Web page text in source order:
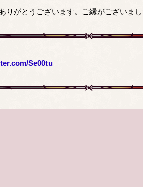
りがとうございます。ご縁がございま
Se00tu